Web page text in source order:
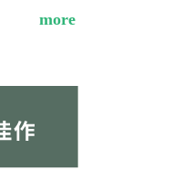
more